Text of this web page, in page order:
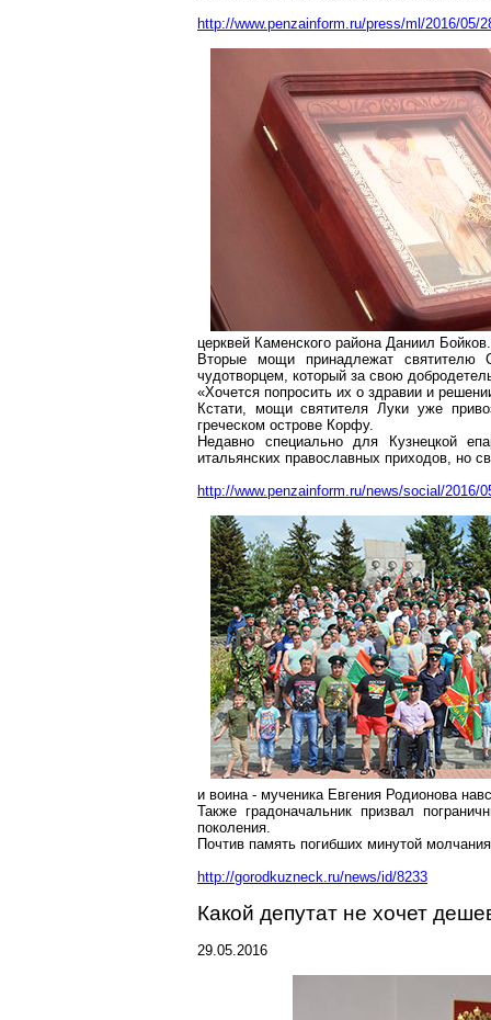
http://www.penzainform.ru/press/ml/2016/
церквей Каменского района Даниил Бойков.
Вторые мощи принадлежат святителю
чудотворцем, который за свою
«Хочется попросить их о здравии и
Кстати, мощи святителя Луки уже
греческом острове Корфу.
Недавно специально для Кузнецкой
итальянских православных приходов, но
http://www.penzainform.ru/news/social/2016/
и воина - мученика Евгения Родионова
Также градоначальник призвал
поколения.
Почтив память погибших минутой
http://gorodkuzneck.ru/news/id/8233
Какой депутат не хочет
29.05.2016